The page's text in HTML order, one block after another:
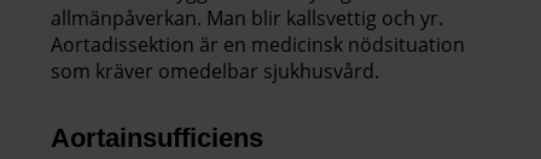
allmänpåverkan. Man blir kallsvettig och yr.
Aortadissektion är en medicinsk nödsituation
som kräver omedelbar sjukhusvård.
Aortainsufficiens